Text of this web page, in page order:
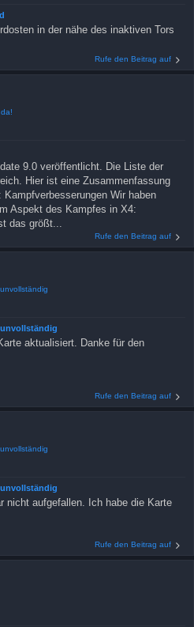
in der nähe des inaktiven Tors
Rufe den Beitrag auf
9.0 veröffentlicht. Die Liste der
Hier ist eine Zusammenfassung
Wir haben
Aspekt des Kampfes in X4:
das größt...
Rufe den Beitrag auf
unvollständig
aktualisiert. Danke für den
Rufe den Beitrag auf
unvollständig
nicht aufgefallen. Ich habe die Karte
Rufe den Beitrag auf